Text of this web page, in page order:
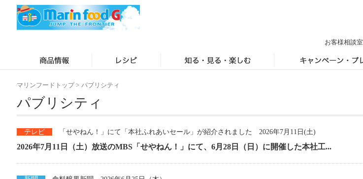
お客様相談室
マリンフードトップ> パブリシティ
パブリシティ
テレビ 「せやねん！」にて「本社ふれあいセール」が紹介されました 2026年7月11日(土)
2026年7月11日（土）放送のMBS「せやねん！」にて、6月28日（日）に開催した本社工...